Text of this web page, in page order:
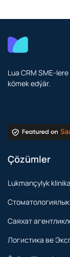
Lua CRM SME-
kömek edýär.
Çözümler
Lukmançylyk
Саяхат
Логистика ве